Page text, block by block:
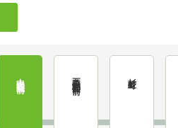
五稜郭公園前